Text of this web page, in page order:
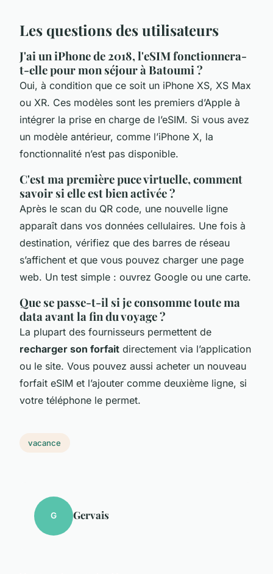
Les questions des utilisateurs
J'ai un iPhone de 2018, l'eSIM fonctionnera-
t-elle pour mon séjour à Batoumi ?
Oui, à condition que ce soit un iPhone XS, XS Max
ou XR. Ces modèles sont les premiers d’Apple à
intégrer la prise en charge de l’eSIM. Si vous avez
un modèle antérieur, comme l’iPhone X, la
fonctionnalité n’est pas disponible.
C'est ma première puce virtuelle, comment
savoir si elle est bien activée ?
Après le scan du QR code, une nouvelle ligne
apparaît dans vos données cellulaires. Une fois à
destination, vérifiez que des barres de réseau
s’affichent et que vous pouvez charger une page
web. Un test simple : ouvrez Google ou une carte.
Que se passe-t-il si je consomme toute ma
data avant la fin du voyage ?
La plupart des fournisseurs permettent de
recharger son forfait directement via l’application
ou le site. Vous pouvez aussi acheter un nouveau
forfait eSIM et l’ajouter comme deuxième ligne, si
votre téléphone le permet.
vacance
G Gervais